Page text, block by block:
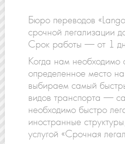
Бюро переводов
срочной легализации
Срок работы — от 1
Когда нам необходимо
определенное место
выбираем самый
видов транспорта —
необходимо быстро
иностранные
услугой «Срочная